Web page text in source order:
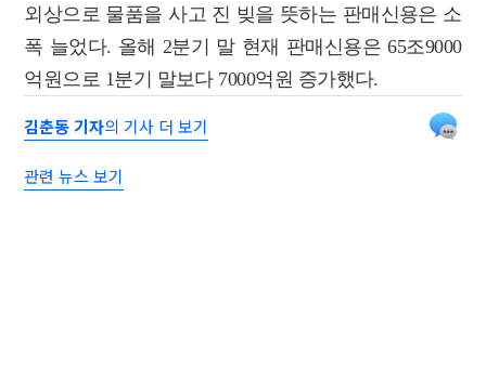
외상으로 물품을 사고 진 빚을 뜻하는 판매신용은 소
폭 늘었다. 올해 2분기 말 현재 판매신용은 65조9000
억원으로 1분기 말보다 7000억원 증가했다.
김춘동 기자의 기사 더 보기
관련 뉴스 보기